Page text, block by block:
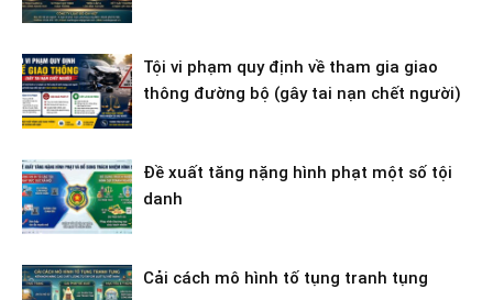
Tội vi phạm quy định về tham gia giao
thông đường bộ (gây tai nạn chết người)
Đề xuất tăng nặng hình phạt một số tội
danh
Cải cách mô hình tố tụng tranh tụng